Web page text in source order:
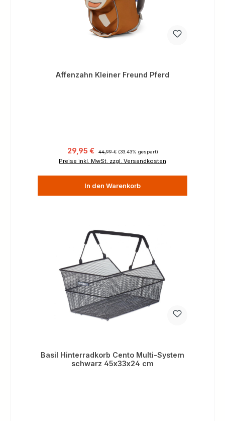
Affenzahn Kleiner Freund Pferd
Verkaufspreis:
29,95 € Regulärer Preis:
44,99 € (33.43% gespart)
Preise inkl. MwSt. zzgl. Versandkosten
In den Warenkorb
Basil Hinterradkorb Cento Multi-System
schwarz 45x33x24 cm